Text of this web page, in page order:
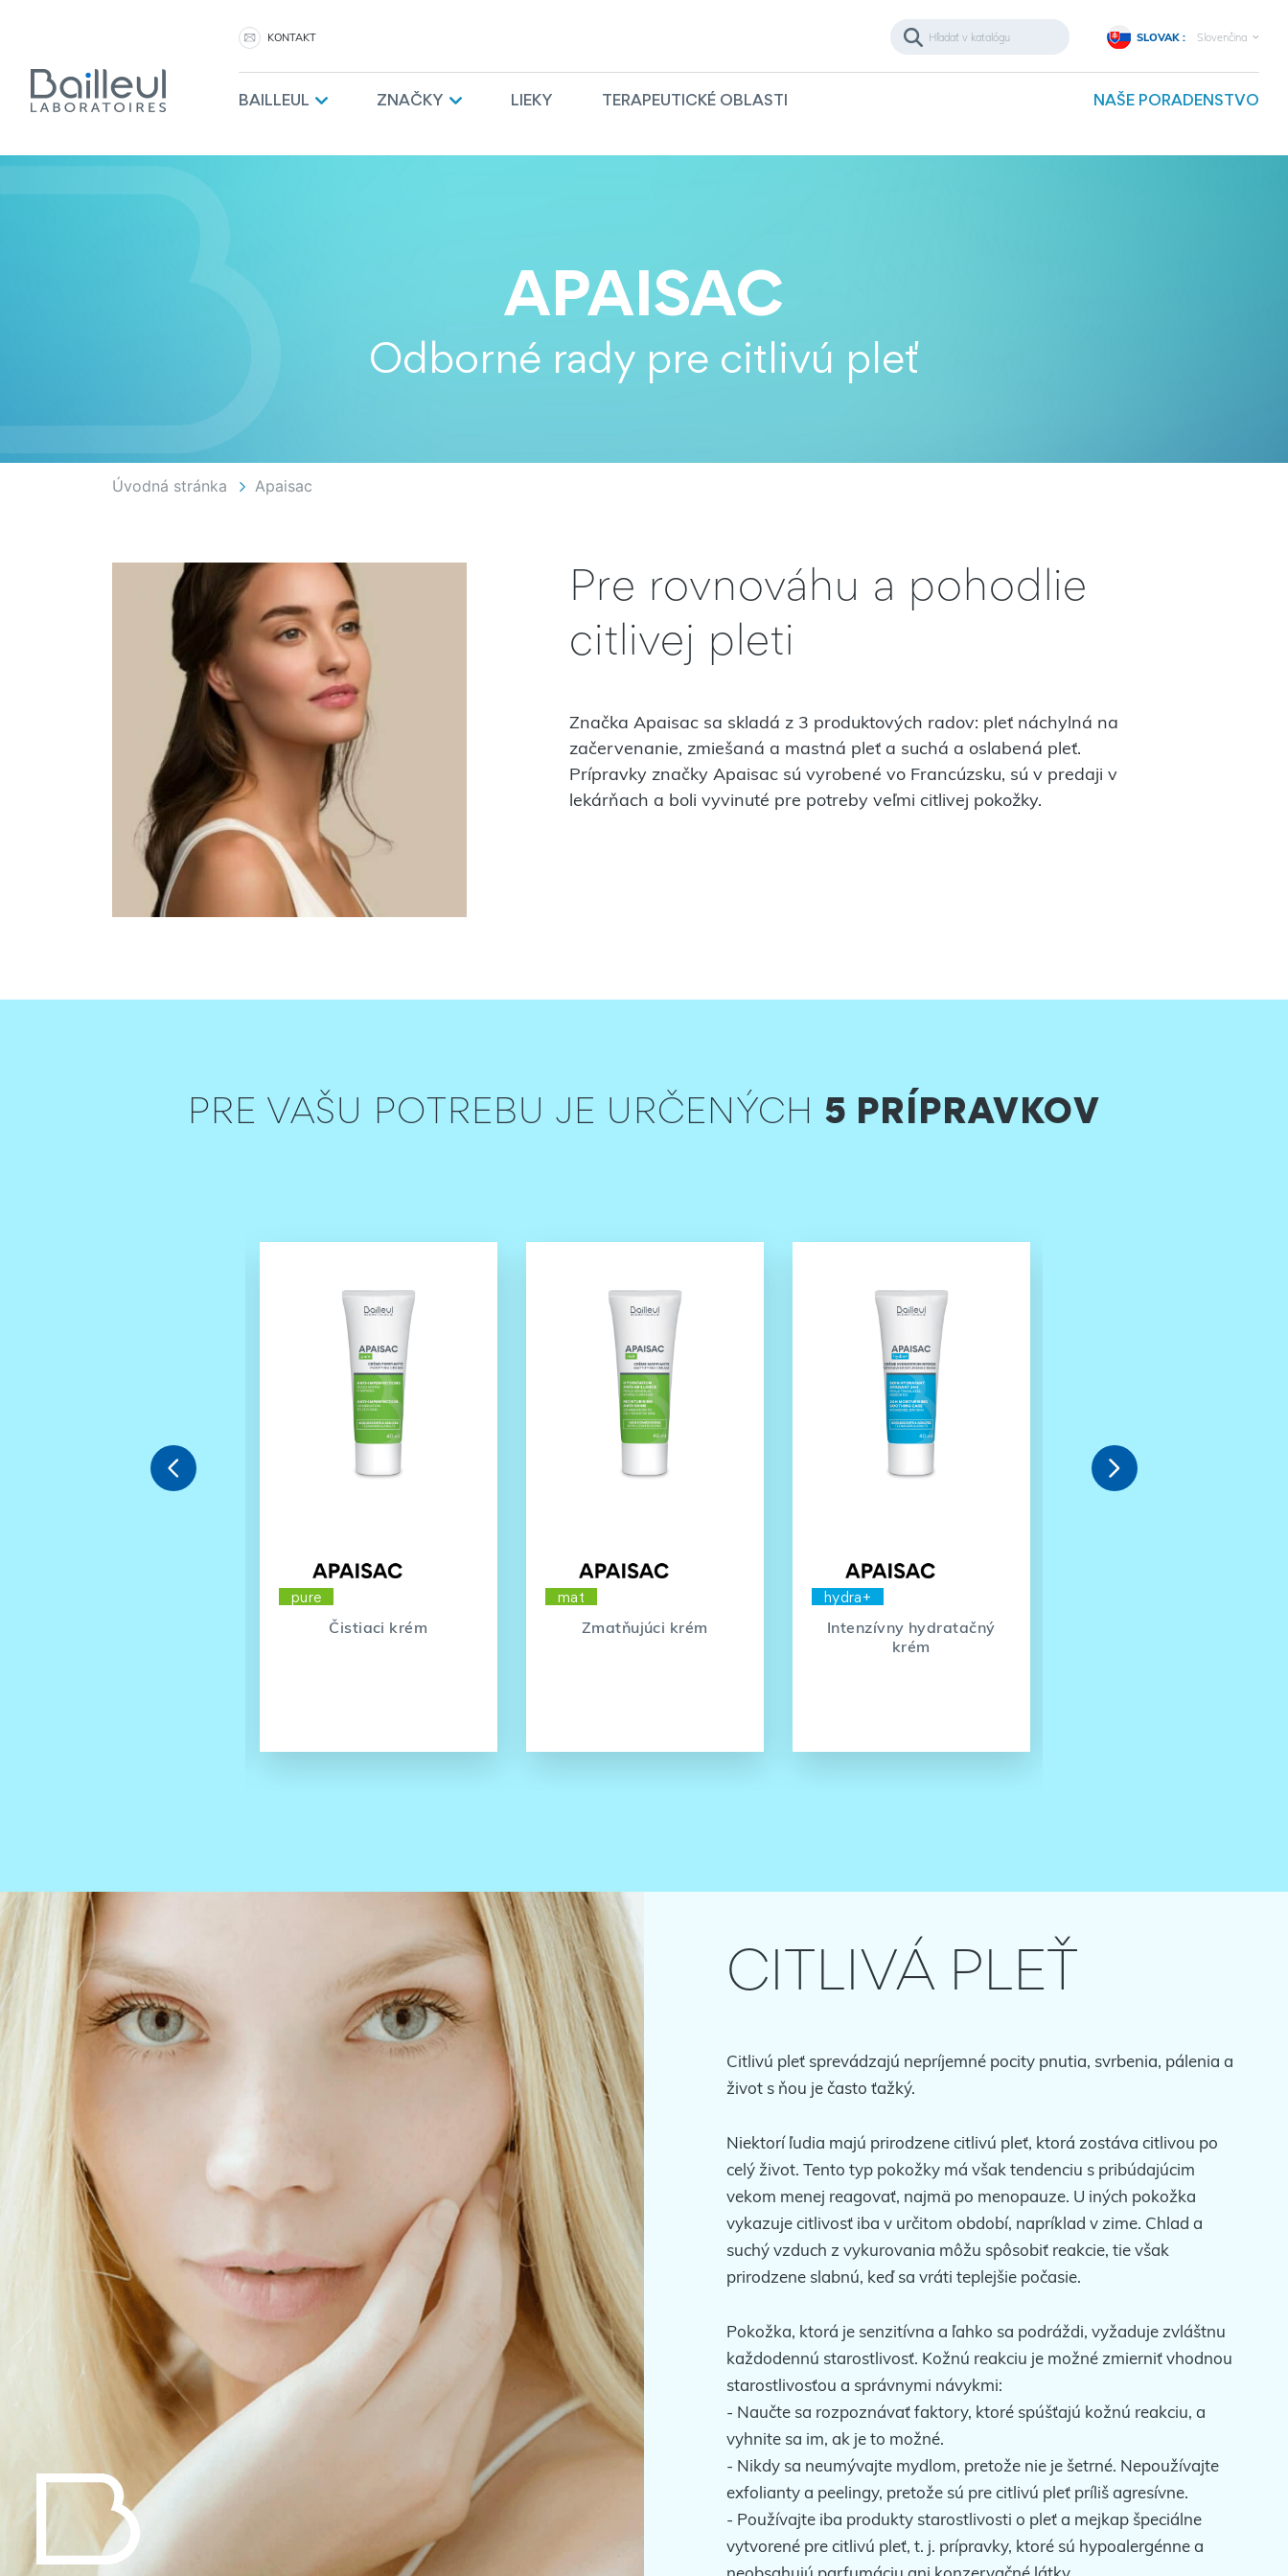
KONTAKT SLOVAK : Slovenčina
BAILLEUL ZNAČKY LIEKY TERAPEUTICKÉ OBLASTI NAŠE PORADENSTVO
APAISAC
Odborné rady pre citlivú pleť
Úvodná stránka Apaisac
Pre rovnováhu a pohodlie
citlivej pleti
Značka Apaisac sa skladá z 3 produktových radov: pleť náchylná na
začervenanie, zmiešaná a mastná pleť a suchá a oslabená pleť.
Prípravky značky Apaisac sú vyrobené vo Francúzsku, sú v predaji v
lekárňach a boli vyvinuté pre potreby veľmi citlivej pokožky.
PRE VAŠU POTREBU JE URČENÝCH 5 PRÍPRAVKOV

pure
Čistiaci krém
mat
Zmatňujúci krém
hydra+
Intenzívny hydratačný
krém

CITLIVÁ PLEŤ
Citlivú pleť sprevádzajú nepríjemné pocity pnutia, svrbenia, pálenia a
život s ňou je často ťažký.
Niektorí ľudia majú prirodzene citlivú pleť, ktorá zostáva citlivou po
celý život. Tento typ pokožky má však tendenciu s pribúdajúcim
vekom menej reagovať, najmä po menopauze. U iných pokožka
vykazuje citlivosť iba v určitom období, napríklad v zime. Chlad a
suchý vzduch z vykurovania môžu spôsobiť reakcie, tie však
prirodzene slabnú, keď sa vráti teplejšie počasie.
Pokožka, ktorá je senzitívna a ľahko sa podráždi, vyžaduje zvláštnu
každodennú starostlivosť. Kožnú reakciu je možné zmierniť vhodnou
starostlivosťou a správnymi návykmi:
- Naučte sa rozpoznávať faktory, ktoré spúšťajú kožnú reakciu, a
vyhnite sa im, ak je to možné.
- Nikdy sa neumývajte mydlom, pretože nie je šetrné. Nepoužívajte
exfolianty a peelingy, pretože sú pre citlivú pleť príliš agresívne.
- Používajte iba produkty starostlivosti o pleť a mejkap špeciálne
vytvorené pre citlivú pleť, t. j. prípravky, ktoré sú hypoalergénne a